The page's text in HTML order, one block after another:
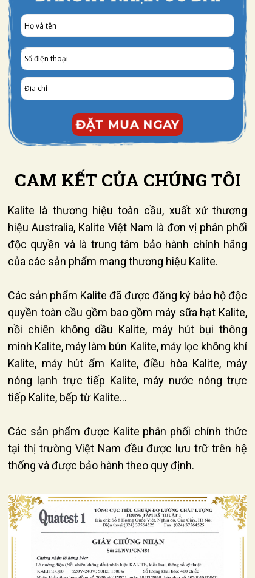
ĐẶT MUA NGAY
CAM KẾT CỦA CHÚNG TÔI
Kalite là thương hiệu toàn cầu, xuất xứ thương
hiệu Australia, Kalite Việt Nam là đơn vị phân phối
độc quyền và là trung tâm bảo hành chính hãng
của các sản phẩm mang thương hiệu Kalite.
Các sản phẩm Kalite đã được đăng ký bảo hộ độc
quyền toàn cầu gồm bao gồm máy sữa hạt Kalite,
nồi chiên không dầu Kalite, máy hút bụi thông
minh Kalite, máy làm bún Kalite, máy lọc không khí
Kalite, máy hút ẩm Kalite, điều hòa Kalite, máy
nóng lạnh trực tiếp Kalite, máy nước nóng trực
tiếp Kalite, bếp từ Kalite…
Các sản phẩm được Kalite phân phối chính thức
tại thị trường Việt Nam đều được lưu trữ trên hệ
thống và được bảo hành theo quy định.